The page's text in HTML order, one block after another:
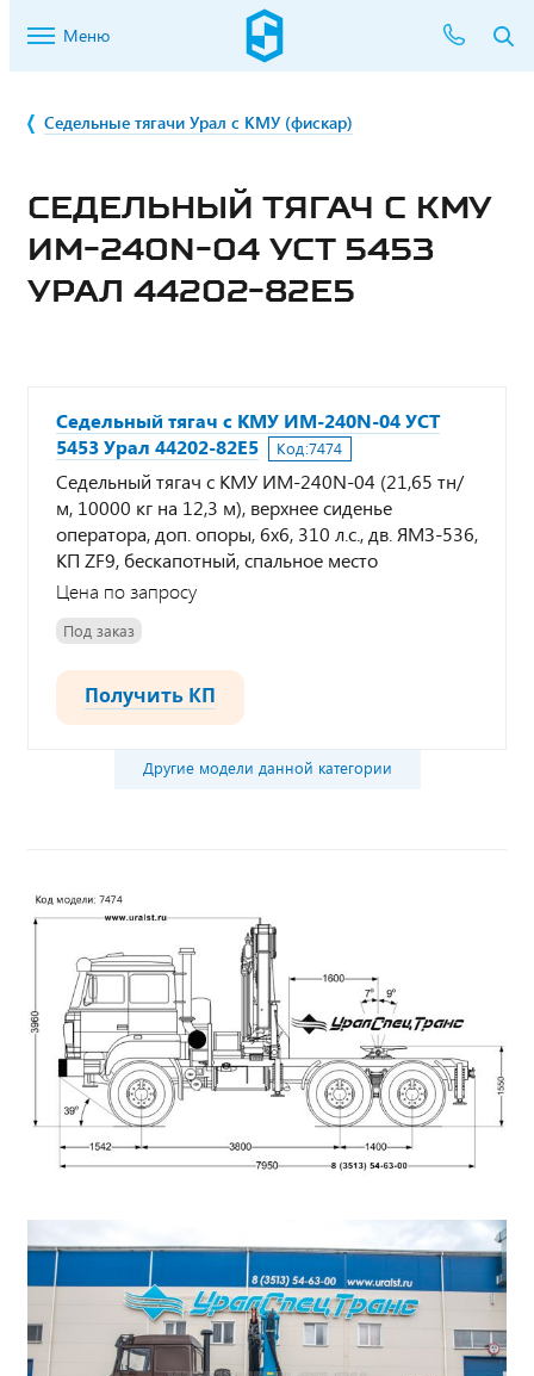
Меню
Седельные тягачи Урал с КМУ (фискар)
СЕДЕЛЬНЫЙ ТЯГАЧ С КМУ
ИМ-240N-04 УСТ 5453
УРАЛ 44202-82Е5
Седельный тягач с КМУ ИМ-240N-04 УСТ
5453 Урал 44202-82Е5
Код:7474
Седельный тягач с КМУ ИМ-240N-04 (21,65 тн/
м, 10000 кг на 12,3 м), верхнее сиденье
оператора, доп. опоры, 6х6, 310 л.с., дв. ЯМЗ-536,
КП ZF9, бескапотный, спальное место
Цена по запросу
Под заказ
Получить КП
Другие модели данной категории